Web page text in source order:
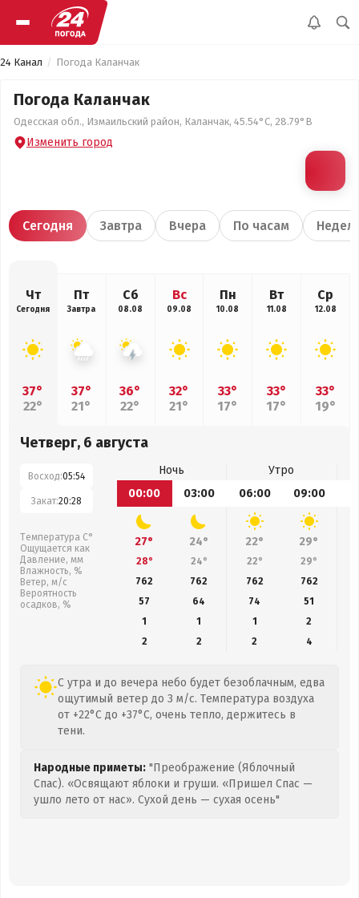
24 Канал Погода Каланчак
Погода Каланчак
Одесская обл., Измаильский район, Каланчак, 45.54°С, 28.79°В
Изменить город
Сегодня Завтра Вчера По часам
Чт
Сегодня
37°
22°
Пт
Завтра
37°
21°
Сб
08.08
36°
22°
Вс
09.08
32°
21°
Пн
10.08
33°
17°
Вт
11.08
33°
17°
Ср
12.08
33°
19°
Четверг, 6 августа
Восход:05:54
Закат:20:28
Температура С°
Ощущается как
Давление, мм
Влажность, %
Ветер, м/с
Вероятность
осадков, %
Ночь
Утро
00:00
03:00 06:00 09:00
27° 24° 22° 29°
28° 24° 22° 29°
762
762 762 762
57
64 74
51
1
1 1
2
2
2 2 4
С утра и до вечера небо будет безоблачным, едва
ощутимый ветер до 3 м/с. Температура воздуха
от +22°C до +37°C, очень тепло, держитесь в
тени.
Народные приметы: "Преображение (Яблочный
Спас). «Освящают яблоки и груши. «Пришел Спас —
ушло лето от нас». Сухой день — сухая осень"